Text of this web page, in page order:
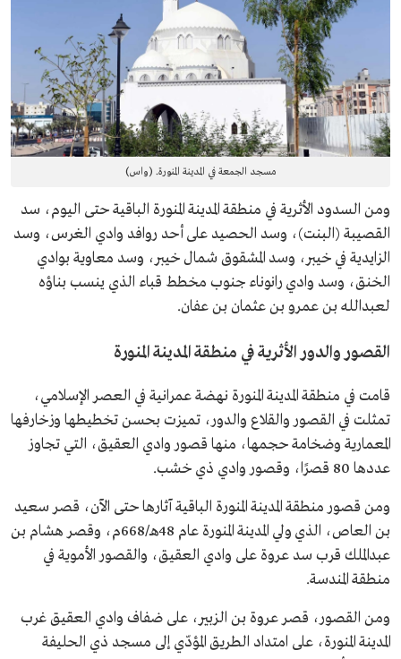
مسجد الجمعة في المدينة المنورة. (واس)
ومن السدود الأثرية في منطقة المدينة المنورة الباقية حتى اليوم، سد
القصيبة (البنت)، وسد الحصيد على أحد روافد وادي الغرس، وسد
الزايدية في خيبر، وسد المشقوق شمال خيبر، وسد معاوية بوادي
الخنق، وسد وادي رانوناء جنوب مخطط قباء الذي ينسب بناؤه
لعبدالله بن عمرو بن عثمان بن عفان.
القصور والدور الأثرية في منطقة المدينة المنورة
قامت في منطقة المدينة المنورة نهضة عمرانية في العصر الإسلامي،
تمثلت في القصور والقلاع والدور، تميزت بحسن تخطيطها وزخارفها
المعمارية وضخامة حجمها، منها قصور وادي العقيق، التي تجاوز
عددها 80 قصرًا، وقصور وادي ذي خشب.
ومن قصور منطقة المدينة المنورة الباقية آثارها حتى الآن، قصر سعيد
بن العاص، الذي ولي المدينة المنورة عام 48هـ/668م، وقصر هشام بن
عبدالملك قرب سد عروة على وادي العقيق، والقصور الأموية في
منطقة المندسة.
ومن القصور، قصر عروة بن الزبير، على ضفاف وادي العقيق غرب
المدينة المنورة، على امتداد الطريق المؤدّي إلى مسجد ذي الحليفة